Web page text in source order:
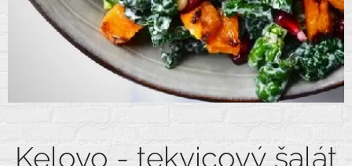
Kelovo - tekvicový šalát